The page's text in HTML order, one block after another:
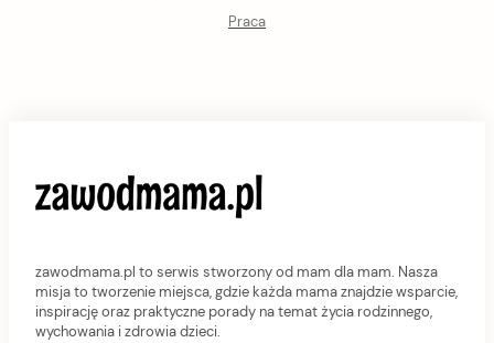
Praca
zawodmama.pl to serwis stworzony od mam dla mam. Nasza
misja to tworzenie miejsca, gdzie każda mama znajdzie wsparcie,
inspirację oraz praktyczne porady na temat życia rodzinnego,
wychowania i zdrowia dzieci.